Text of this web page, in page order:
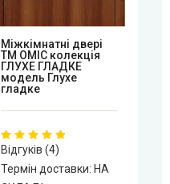
Mіжкімнатні двері
ТМ ОМІС колекція
ГЛУХЕ ГЛАДКЕ
модель Глухе
гладке
Відгуків (4)
Термін доставки: НА